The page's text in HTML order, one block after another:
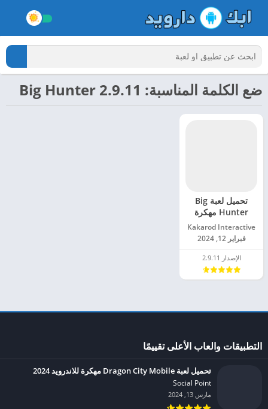
ضع الكلمة المناسبة: Big Hunter 2.9.11
تحميل لعبة Big
Hunter مهكرة
للاندرويد 2024
Kakarod Interactive‏
فبراير 12, 2024
الإصدار 2.9.11
التطبيقات والعاب الأعلى تقييمًا
تحميل لعبة Dragon City Mobile مهكرة للاندرويد 2024
Social Point‏
مارس 13, 2024